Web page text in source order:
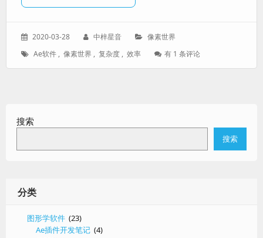
发
于：
2020-03-28
作
中梓星音
分
像素世界
标
Ae软件 , 像素世界 , 复杂度 , 效率
像
杂
有 1 条评论
搜索
搜索
分类
图形学软件 (23)
Ae插件开发笔记 (4)